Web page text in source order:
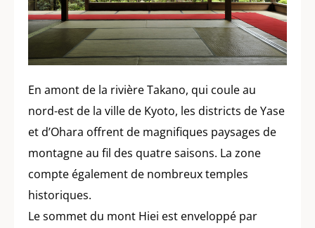
En amont de la rivière Takano, qui coule au
nord-est de la ville de Kyoto, les districts de Yase
et d’Ohara offrent de magnifiques paysages de
montagne au fil des quatre saisons. La zone
compte également de nombreux temples
historiques.
Le sommet du mont Hiei est enveloppé par